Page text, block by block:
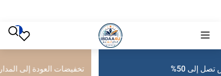
تخفيضات العودة إلى المدارس تصل إلى 50%